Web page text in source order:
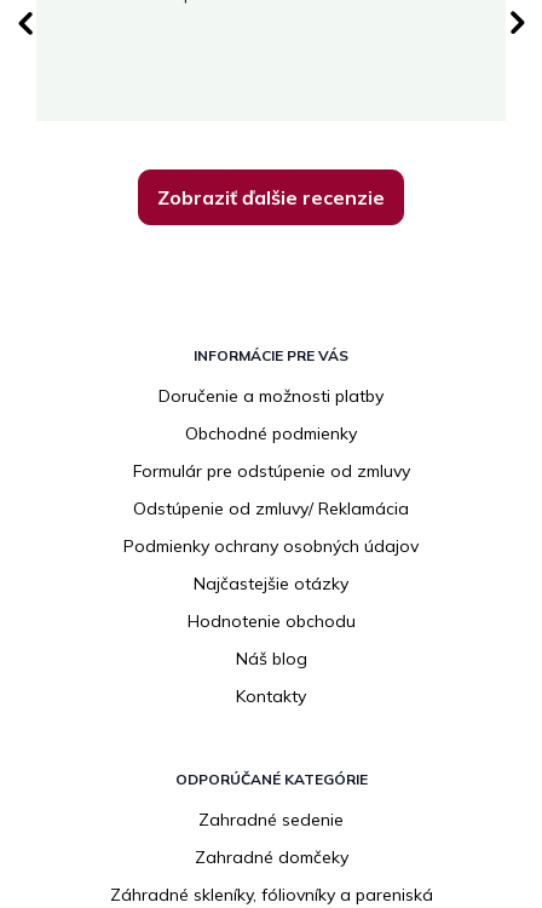
Zobraziť ďalšie recenzie
INFORMÁCIE PRE VÁS
Doručenie a možnosti platby
Obchodné podmienky
Formulár pre odstúpenie od zmluvy
Odstúpenie od zmluvy/ Reklamácia
Podmienky ochrany osobných údajov
Najčastejšie otázky
Hodnotenie obchodu
Náš blog
Kontakty
ODPORÚČANÉ KATEGÓRIE
Zahradné sedenie
Zahradné domčeky
Záhradné skleníky, fóliovníky a pareniská